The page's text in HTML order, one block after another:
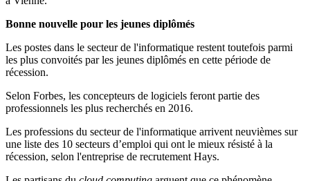
Bonne nouvelle pour les jeunes diplômés
Les postes dans le secteur de l'informatique restent toutefois parmi
les plus convoités par les jeunes diplômés en cette période de
récession.
Selon Forbes, les concepteurs de logiciels feront partie des
professionnels les plus recherchés en 2016.
Les professions du secteur de l'informatique arrivent neuvièmes sur
une liste des 10 secteurs d’emploi qui ont le mieux résisté à la
récession, selon l'entreprise de recrutement Hays.